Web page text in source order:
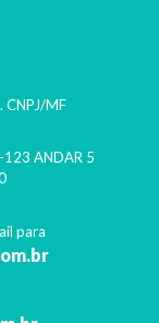
CNPJ/MF
ANDAR 5
para